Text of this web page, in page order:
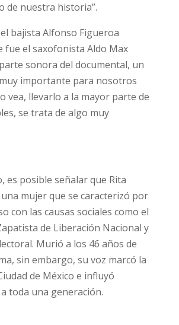
de nuestra historia”.
bajista Alfonso Figueroa
fue el saxofonista Aldo Max
sonora del documental, un
importante para nosotros
vea, llevarlo a la mayor parte de
se trata de algo muy
es posible señalar que Rita
mujer que se caracterizó por
con las causas sociales como el
de Liberación Nacional y
Murió a los 46 años de
sin embargo, su voz marcó la
de México e influyó
toda una generación.